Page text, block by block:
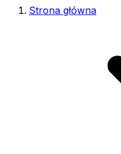
Strona główna